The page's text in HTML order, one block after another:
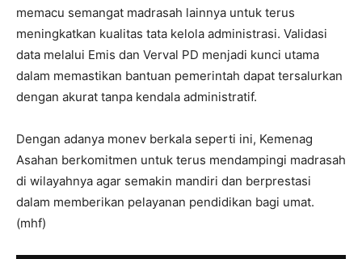
memacu semangat madrasah lainnya untuk terus
meningkatkan kualitas tata kelola administrasi. Validasi
data melalui Emis dan Verval PD menjadi kunci utama
dalam memastikan bantuan pemerintah dapat tersalurkan
dengan akurat tanpa kendala administratif.
Dengan adanya monev berkala seperti ini, Kemenag
Asahan berkomitmen untuk terus mendampingi madrasah
di wilayahnya agar semakin mandiri dan berprestasi
dalam memberikan pelayanan pendidikan bagi umat.
(mhf)